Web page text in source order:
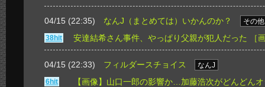
04/15 (22:35) なんJ（まとめては）いかんのか？
その他
38hit
安達結希さん事件、やっぱり父親が犯人だった ［
04/15 (22:33) フィルダースチョイス
なんJ
6hit
【画像】山口一郎の影響か…加藤浩次がどんどん